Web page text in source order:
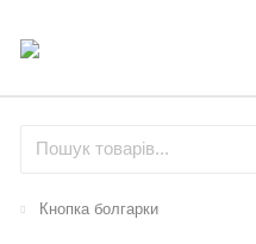
Кнопка болгарки